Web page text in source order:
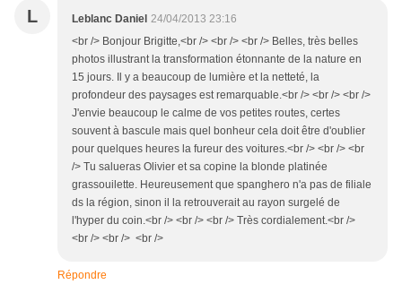
L Leblanc Daniel 24/04/2013 23:16
<br /> Bonjour Brigitte,<br /> <br /> <br /> Belles, très belles
photos illustrant la transformation étonnante de la nature en
15 jours. Il y a beaucoup de lumière et la netteté, la
profondeur des paysages est remarquable.<br /> <br /> <br />
J'envie beaucoup le calme de vos petites routes, certes
souvent à bascule mais quel bonheur cela doit être d'oublier
pour quelques heures la fureur des voitures.<br /> <br /> <br
/> Tu salueras Olivier et sa copine la blonde platinée
grassouilette. Heureusement que spanghero n'a pas de filiale
ds la région, sinon il la retrouverait au rayon surgelé de
l'hyper du coin.<br /> <br /> <br /> Très cordialement.<br />
<br /> <br /> <br />
Répondre